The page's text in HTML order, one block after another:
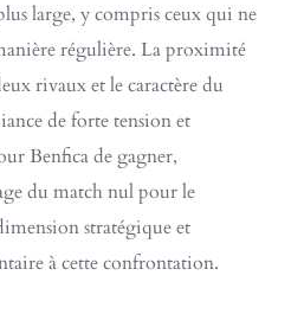
large, y compris ceux qui ne
régulière. La proximité
rivaux et le caractère du
de forte tension et
Benfica de gagner,
du match nul pour le
stratégique et
à cette confrontation.